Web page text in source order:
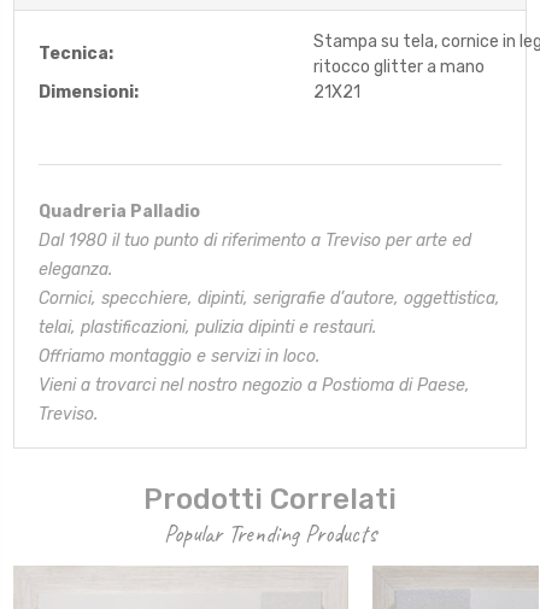
Tecnica:
Stampa su tela, cornice in
ritocco glitter a mano
Dimensioni:
21X21
Quadreria Palladio
Dal 1980 il tuo punto di riferimento a Treviso per arte ed
eleganza.
Cornici, specchiere, dipinti, serigrafie d’autore, oggettistica,
telai, plastificazioni, pulizia dipinti e restauri.
Offriamo montaggio e servizi in loco.
Vieni a trovarci nel nostro negozio a Postioma di Paese,
Treviso.
Prodotti Correlati
Popular Trending Products